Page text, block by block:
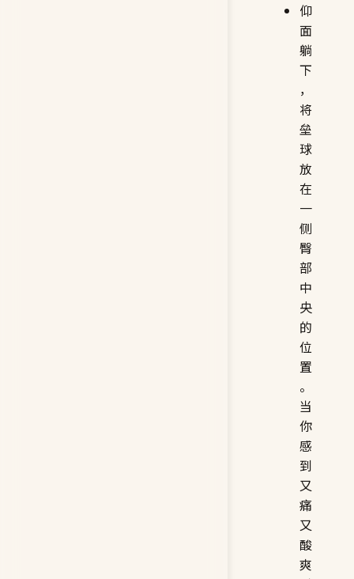
仰
面
躺
下
，
将
垒
球
放
在
一
侧
臀
部
中
央
的
位
置
。
当
你
感
到
又
痛
又
酸
爽